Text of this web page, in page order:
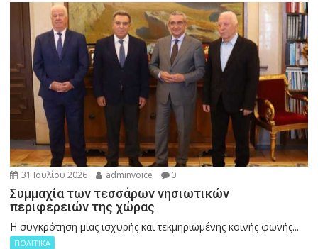
31 Ιουλίου 2026 adminvoice 0
Συμμαχία των τεσσάρων νησιωτικών
περιφερειών της χώρας
Η συγκρότηση μιας ισχυρής και τεκμηριωμένης κοινής φωνής...
ΠΟΛΙΤΙΚΑ